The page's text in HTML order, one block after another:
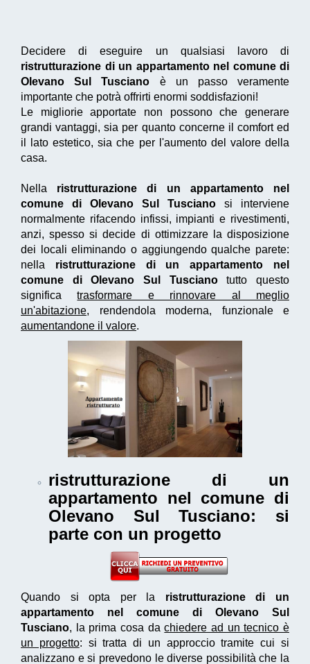
Decidere di eseguire un qualsiasi lavoro di
ristrutturazione di un appartamento nel comune di
Olevano Sul Tusciano è un passo veramente
importante che potrà offrirti enormi soddisfazioni!
Le migliorie apportate non possono che generare
grandi vantaggi, sia per quanto concerne il comfort ed
il lato estetico, sia che per l'aumento del valore della
casa.
Nella ristrutturazione di un appartamento nel
comune di Olevano Sul Tusciano si interviene
normalmente rifacendo infissi, impianti e rivestimenti,
anzi, spesso si decide di ottimizzare la disposizione
dei locali eliminando o aggiungendo qualche parete:
nella ristrutturazione di un appartamento nel
comune di Olevano Sul Tuscianotutto questo
significatrasformare e rinnovare al meglio
un'abitazione, rendendola moderna, funzionale e
aumentandone il valore.
ristrutturazione di un
appartamento nel comune di
Olevano Sul Tusciano: si
parte con un progetto
Quando si opta per la ristrutturazione di un
appartamento nel comune di Olevano Sul
Tusciano, la prima cosa dachiedere ad un tecnico è
un progetto: si tratta di un approccio tramite cui si
analizzano e si prevedono le diverse possibilità che la